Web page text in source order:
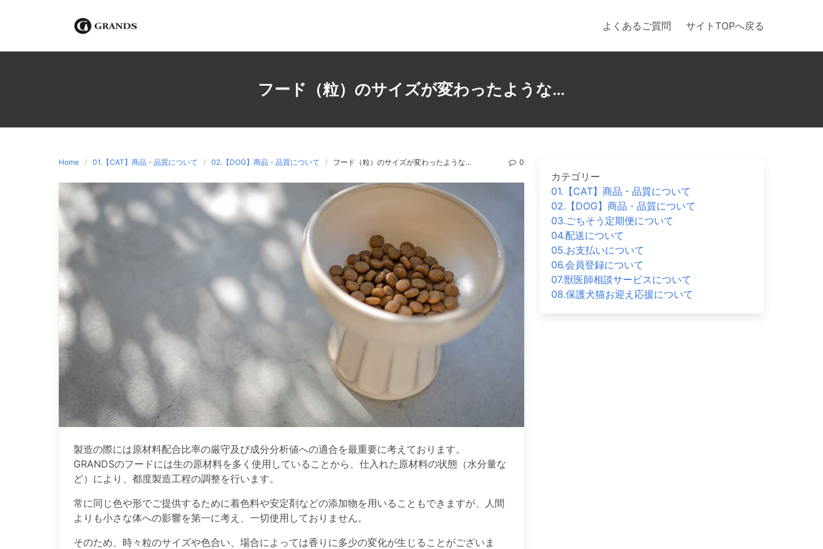
よくあるご質問 サイトTOPへ戻る
フード（粒）のサイズが変わったような…
Home 01.【CAT】商品・品質について 02.【DOG】商品・品質について フード（粒）のサイズが変わったような… 0
製造の際には原材料配合比率の厳守及び成分分析値への適合を最重要に考えております。
GRANDSのフードには生の原材料を多く使用していることから、仕入れた原材料の状態（水分量な
ど）により、都度製造工程の調整を行います。
常に同じ色や形でご提供するために着色料や安定剤などの添加物を用いることもできますが、人間
よりも小さな体への影響を第一に考え、一切使用しておりません。
そのため、時々粒のサイズや色合い、場合によっては香りに多少の変化が生じることがございま
カテゴリー
01.【CAT】商品・品質について
02.【DOG】商品・品質について
03.ごちそう定期便について
04.配送について
05.お支払いについて
06.会員登録について
07.獣医師相談サービスについて
08.保護犬猫お迎え応援について